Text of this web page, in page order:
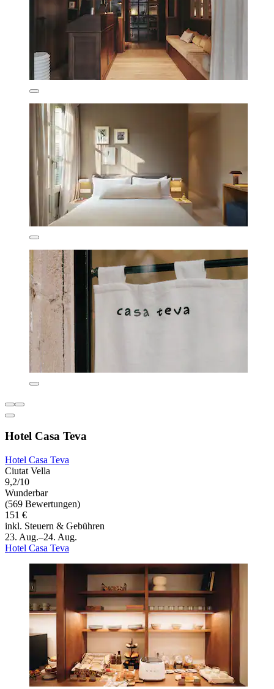
Hotel Casa Teva
Hotel Casa Teva
Ciutat Vella
9,2/10
Wunderbar
(569 Bewertungen)
151 €
inkl. Steuern & Gebühren
23. Aug.–24. Aug.
Hotel Casa Teva